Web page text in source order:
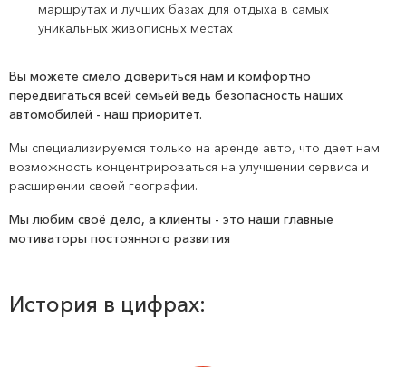
маршрутах и лучших базах для отдыха в самых
уникальных живописных местах
Вы можете смело довериться нам и комфортно
передвигаться всей семьей ведь безопасность наших
автомобилей - наш приоритет.
Мы специализируемся только на аренде авто, что дает нам
возможность концентрироваться на улучшении сервиса и
расширении своей географии.
Мы любим своё дело, а клиенты - это наши главные
мотиваторы постоянного развития
История в цифрах: